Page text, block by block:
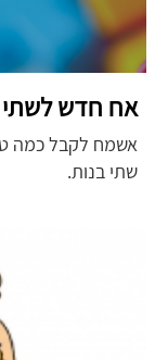
אח חדש לשתי
אשמח לקבל כמה
שתי בנות.